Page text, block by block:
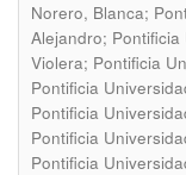
Norero, Blanca;
Alejandro;
Violera; Pontificia
Pontificia
Pontificia
Pontificia
Pontificia